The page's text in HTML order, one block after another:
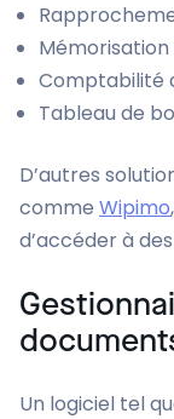
Comptabilité
Tableau de
D’autres
comme Wipimo,
d’accéder à
Un logiciel tel